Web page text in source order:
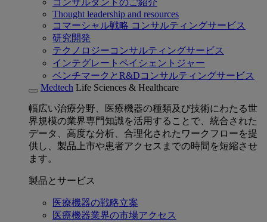
コンサルタントのご紹介
Thought leadership and resources
コマーシャル戦略 コンサルティングサービス
研究開発
テクノロジーコンサルティングサービス
インテグレートペイシェントジャー
ベンチマークとR&Dコンサルティングサービス
Medtech Life Sciences & Healthcare
幅広い治療分野、医療機器の種類及び技術にわたる世
界規模の業界専門知識を活用することで、統合された
データ、高度な分析、合理化されたワークフローを提
供し、製品上市や患者アクセスまでの時間を短縮させ
ます。
製品とサービス
医療機器の戦略立案
医療機器業界の市場アクセス